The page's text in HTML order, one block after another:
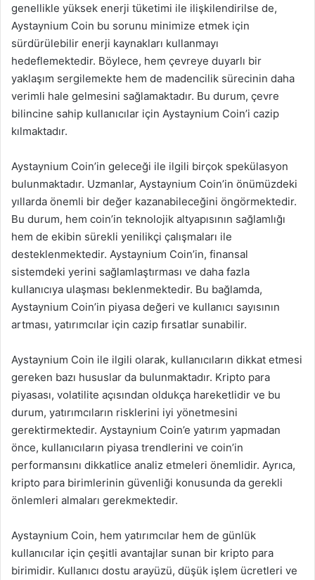
genellikle yüksek enerji tüketimi ile ilişkilendirilse de,
Aystaynium Coin bu sorunu minimize etmek için
sürdürülebilir enerji kaynakları kullanmayı
hedeflemektedir. Böylece, hem çevreye duyarlı bir
yaklaşım sergilemekte hem de madencilik sürecinin daha
verimli hale gelmesini sağlamaktadır. Bu durum, çevre
bilincine sahip kullanıcılar için Aystaynium Coin’i cazip
kılmaktadır.
Aystaynium Coin’in geleceği ile ilgili birçok spekülasyon
bulunmaktadır. Uzmanlar, Aystaynium Coin’in önümüzdeki
yıllarda önemli bir değer kazanabileceğini öngörmektedir.
Bu durum, hem coin’in teknolojik altyapısının sağlamlığı
hem de ekibin sürekli yenilikçi çalışmaları ile
desteklenmektedir. Aystaynium Coin’in, finansal
sistemdeki yerini sağlamlaştırması ve daha fazla
kullanıcıya ulaşması beklenmektedir. Bu bağlamda,
Aystaynium Coin’in piyasa değeri ve kullanıcı sayısının
artması, yatırımcılar için cazip fırsatlar sunabilir.
Aystaynium Coin ile ilgili olarak, kullanıcıların dikkat etmesi
gereken bazı hususlar da bulunmaktadır. Kripto para
piyasası, volatilite açısından oldukça hareketlidir ve bu
durum, yatırımcıların risklerini iyi yönetmesini
gerektirmektedir. Aystaynium Coin’e yatırım yapmadan
önce, kullanıcıların piyasa trendlerini ve coin’in
performansını dikkatlice analiz etmeleri önemlidir. Ayrıca,
kripto para birimlerinin güvenliği konusunda da gerekli
önlemleri almaları gerekmektedir.
Aystaynium Coin, hem yatırımcılar hem de günlük
kullanıcılar için çeşitli avantajlar sunan bir kripto para
birimidir. Kullanıcı dostu arayüzü, düşük işlem ücretleri ve